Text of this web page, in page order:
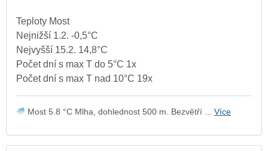
Teploty Most
Nejnižší 1.2. -0,5°C
Nejvyšší 15.2. 14,8°C
Počet dní s max T do 5°C 1x
Počet dní s max T nad 10°C 19x
Most 5.8 °C Mlha, dohlednost 500 m. Bezvětří ... Více